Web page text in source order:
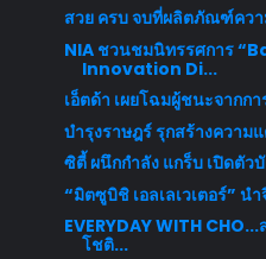
สวย ครบ จบที่ผลิตภัณฑ์ควา
NIA ชวนชมนิทรรศการ
Innovation Di...
เอ็ตด้า เผยโฉมผู้ชนะจาก
บำรุงราษฎร์ รุกสร้างควา
ซิตี้ ผนึกกำลัง แกร็บ เปิดตั
“มิตซูบิชิ เอลเลเวเตอร์” น
EVERYDAY WITH
โชติ...